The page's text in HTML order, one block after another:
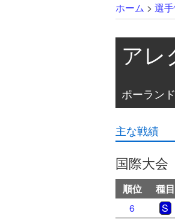
ホーム > 選
アレ
ポーラン
主な戦績
国際大会
順位 種目
6
S